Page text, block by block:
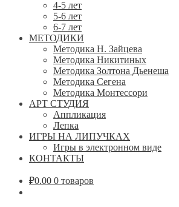
4-5 лет
5-6 лет
6-7 лет
МЕТОДИКИ
Методика Н. Зайцева
Методика Никитиных
Методика Золтона Дьенеша
Методика Сегена
Методика Монтессори
АРТ СТУДИЯ
Аппликация
Лепка
ИГРЫ НА ЛИПУЧКАХ
Игры в электронном виде
КОНТАКТЫ
₽0.00 0 товаров